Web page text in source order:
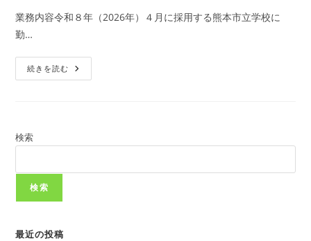
日:
カ
テ
ゴ
リ
ー:
メ
業務内容令和８年（2026年）４月に採用する熊本市立学校に
勤…
続きを読む 熊
本
R8
熊
検索
検索
最近の投稿